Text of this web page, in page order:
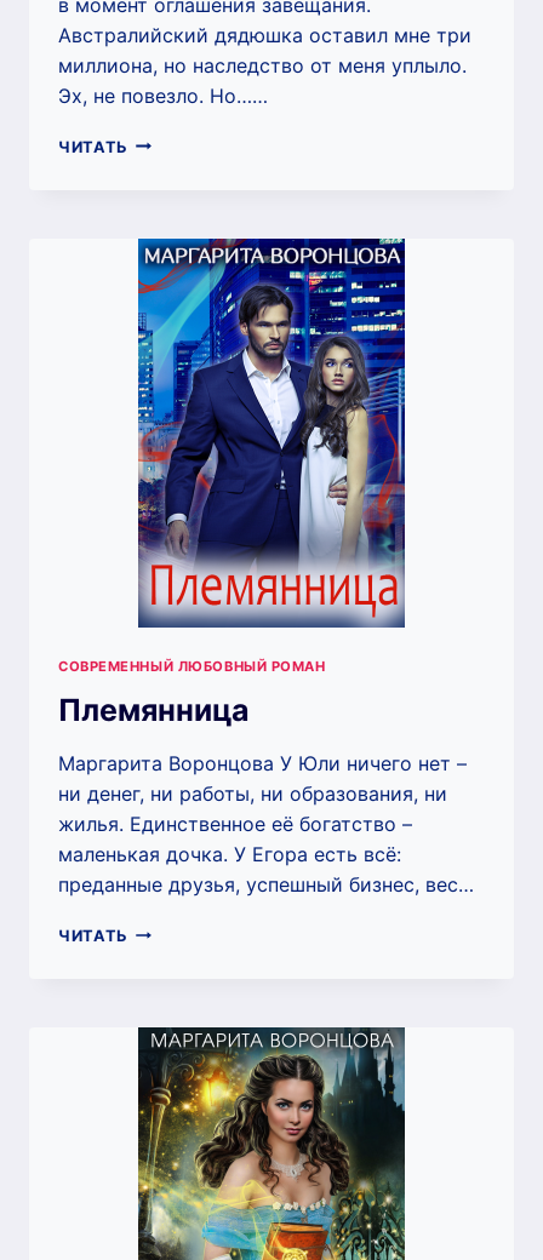
Австралийский дядюшка оставил мне три
миллиона, но наследство от меня уплыло.
Эх, не повезло. Но……
ЧИТАТЬ ХОЗЯЙКА
СОВРЕМЕННЫЙ ЛЮБОВНЫЙ РОМАН
Племянница
Маргарита Воронцова У Юли ничего нет –
ни денег, ни работы, ни образования, ни
жилья. Единственное её богатство –
маленькая дочка. У Егора есть всё:
преданные друзья, успешный бизнес, вес…
ЧИТАТЬ ПЛЕМЯННИЦА